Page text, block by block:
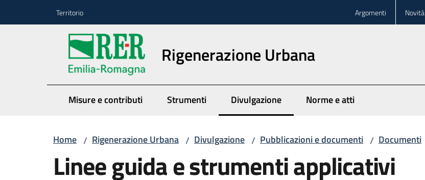
Territorio Argomenti Novità
Rigenerazione Urbana
Misure e contributi Strumenti Divulgazione
Menu selezionato Norme e atti
Home / Rigenerazione Urbana / Divulgazione / Pubblicazioni e documenti / Documenti
Linee guida e strumenti applicativi